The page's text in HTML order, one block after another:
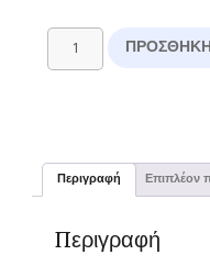
Περιγραφή Επιπλέον
Περιγραφή